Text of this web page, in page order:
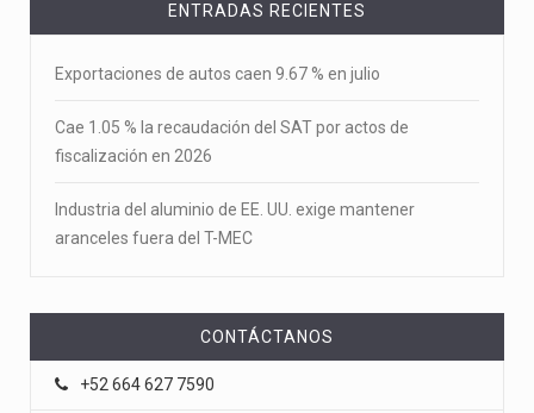
ENTRADAS RECIENTES
Exportaciones de autos caen 9.67 % en julio
Cae 1.05 % la recaudación del SAT por actos de
fiscalización en 2026
Industria del aluminio de EE. UU. exige mantener
aranceles fuera del T-MEC
CONTÁCTANOS
+52 664 627 7590